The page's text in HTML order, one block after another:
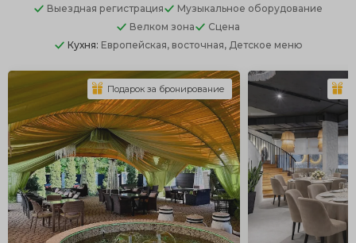
Выездная регистрация
Музыкальное оборудование
Велком зона
Сцена
Кухня: Европейская, восточная, Детское меню
Подарок за бронирование